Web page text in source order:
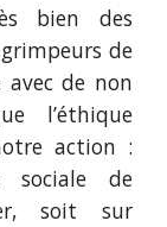
bien des
de
de non
l’éthique
action :
sociale de
soit sur